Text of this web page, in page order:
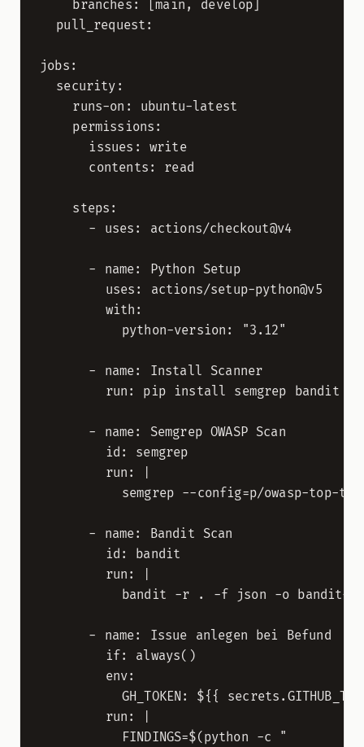
    branches: [main, develop]
  pull_request:
jobs:
  security:
    runs-on: ubuntu-latest
    permissions:
      issues: write
      contents: read
    steps:
      - uses: actions/checkout@v4
      - name: Python Setup
        uses: actions/setup-python@v5
        with:
          python-version: "3.12"
      - name: Install Scanner
        run: pip install semgrep bandit
      - name: Semgrep OWASP Scan
        id: semgrep
        run: |
semgrep --config=p/owasp-top-
      - name: Bandit Scan
        id: bandit
        run: |
bandit -r . -f json -o bandit-
      - name: Issue anlegen bei Befund
        if: always()
        env:
GH_TOKEN: ${{
        run: |
          FINDINGS=$(python -c "